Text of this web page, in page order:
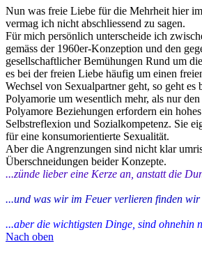
Nun was freie Liebe für die Mehrheit hier
vermag ich nicht abschliessend zu sagen.
Für mich persönlich unterscheide ich
gemäss der 1960er-Konzeption und den
gesellschaftlicher Bemühungen Rund um
es bei der freien Liebe häufig um einen
Wechsel von Sexualpartner geht, so geht es
Polyamorie um wesentlich mehr, als nur
Polyamore Beziehungen erfordern ein
Selbstreflexion und Sozialkompetenz. Sie
für eine konsumorientierte Sexualität.
Aber die Angrenzungen sind nicht klar
Überschneidungen beider Konzepte.
...zünde lieber eine Kerze an, anstatt die
...und was wir im Feuer verlieren finden
...aber die wichtigsten Dinge, sind ohnehin
Nach oben